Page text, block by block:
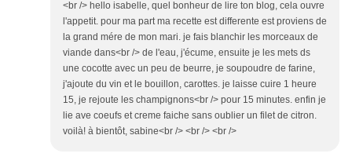
<br /> hello isabelle, quel bonheur de lire ton blog, cela ouvre
l'appetit. pour ma part ma recette est differente est proviens de
la grand mére de mon mari. je fais blanchir les morceaux de
viande dans<br /> de l'eau, j'écume, ensuite je les mets ds
une cocotte avec un peu de beurre, je soupoudre de farine,
j'ajoute du vin et le bouillon, carottes. je laisse cuire 1 heure
15, je rejoute les champignons<br /> pour 15 minutes. enfin je
lie ave coeufs et creme faiche sans oublier un filet de citron.
voilà! à bientôt, sabine<br /> <br /> <br />